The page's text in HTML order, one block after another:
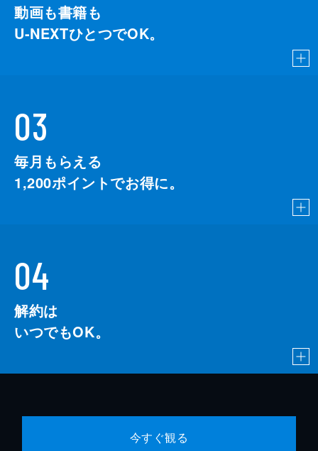
動画も書籍も
U-NEXTひとつでOK。
03
毎月もらえる
1,200ポイントでお得に。
04
解約は
いつでもOK。
今すぐ観る